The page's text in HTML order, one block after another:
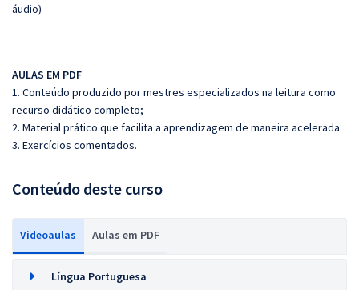
áudio)
AULAS EM PDF
1. Conteúdo produzido por mestres especializados na leitura como
recurso didático completo;
2. Material prático que facilita a aprendizagem de maneira acelerada.
3. Exercícios comentados.
Conteúdo deste curso
Videoaulas Aulas em PDF
Língua Portuguesa